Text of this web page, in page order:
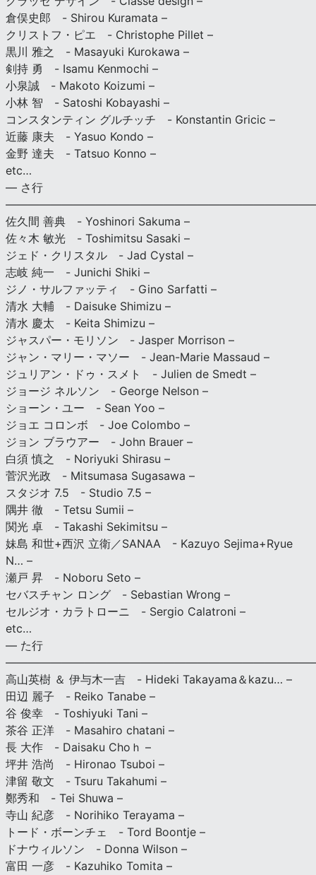
倉俣史郎 - Shirou Kuramata –
クリストフ・ピエ - Christophe Pillet –
黒川 雅之 - Masayuki Kurokawa –
剣持 勇 - Isamu Kenmochi –
小泉誠 - Makoto Koizumi –
小林 智 - Satoshi Kobayashi –
コンスタンティン グルチッチ - Konstantin Gricic –
近藤 康夫 - Yasuo Kondo –
金野 達夫 - Tatsuo Konno –
etc…
— さ行
佐久間 善典 - Yoshinori Sakuma –
佐々木 敏光 - Toshimitsu Sasaki –
ジェド・クリスタル - Jad Cystal –
志岐 純一 - Junichi Shiki –
ジノ・サルファッティ - Gino Sarfatti –
清水 大輔 - Daisuke Shimizu –
清水 慶太 - Keita Shimizu –
ジャスパー・モリソン - Jasper Morrison –
ジャン・マリー・マソー - Jean-Marie Massaud –
ジュリアン・ドゥ・スメト - Julien de Smedt –
ジョージ ネルソン - George Nelson –
ショーン・ユー - Sean Yoo –
ジョエ コロンボ - Joe Colombo –
ジョン ブラウアー - John Brauer –
白須 慎之 - Noriyuki Shirasu –
菅沢光政 - Mitsumasa Sugasawa –
スタジオ 7.5 - Studio 7.5 –
隅井 徹 - Tetsu Sumii –
関光 卓 - Takashi Sekimitsu –
妹島 和世+西沢 立衛／SANAA - Kazuyo Sejima+Ryue
N… –
瀬戸 昇 - Noboru Seto –
セバスチャン ロング - Sebastian Wrong –
セルジオ・カラトローニ - Sergio Calatroni –
etc…
— た行
高山英樹 ＆ 伊与木一吉 - Hideki Takayama＆kazu… –
田辺 麗子 - Reiko Tanabe –
谷 俊幸 - Toshiyuki Tani –
茶谷 正洋 - Masahiro chatani –
長 大作 - Daisaku Choｈ –
坪井 浩尚 - Hironao Tsuboi –
津留 敬文 - Tsuru Takahumi –
鄭秀和 - Tei Shuwa –
寺山 紀彦 - Norihiko Terayama –
トード・ボーンチェ - Tord Boontje –
ドナウィルソン - Donna Wilson –
富田 一彦 - Kazuhiko Tomita –